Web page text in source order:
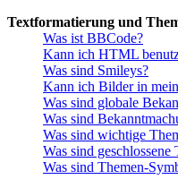
Textformatierung und
Was ist BBCode?
Kann ich HTML
Was sind Smileys?
Kann ich Bilder in
Was sind globale
Was sind
Was sind wichtige
Was sind geschlossene
Was sind Themen-